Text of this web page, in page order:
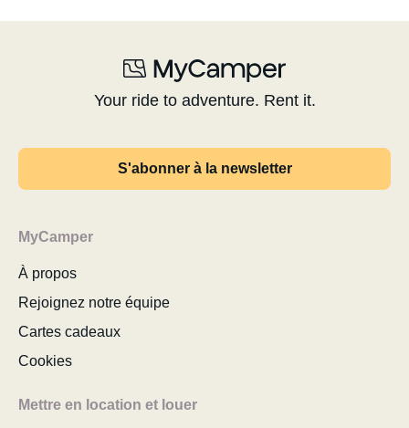
Your ride to adventure. Rent it.
S'abonner à la newsletter
MyCamper
À propos
Rejoignez notre équipe
Cartes cadeaux
Cookies
Mettre en location et louer